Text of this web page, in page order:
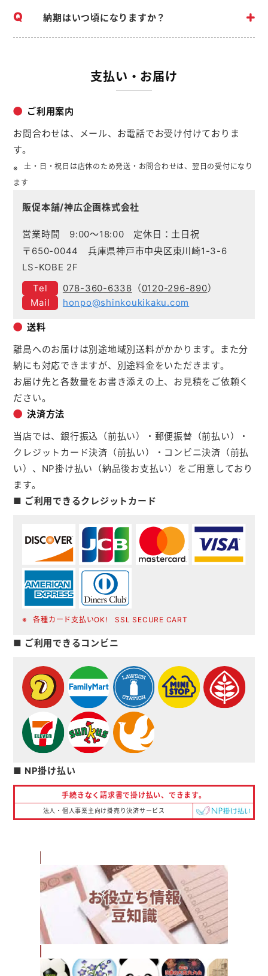
納期はいつ頃になりますか？
支払い・お届け
ご利用案内
お問合わせは、メール、お電話でお受け付けておりま
す。
土・日・祝日は店休のため発送・お問合わせは、翌日の受付になり
ます
販促本舗/神広企画株式会社
営業時間 9:00～18:00 定休日：土日祝
〒650-0044 兵庫県神戸市中央区東川崎1-3-6
LS-KOBE 2F
078-360-6338 （0120-296-890）
honpo@shinkoukikaku.com
送料
離島へのお届けは別途地域別送料がかかります。また分
納にも対応できますが、別途料金をいただきます。
お届け先と各数量をお書き添えの上、お見積をご依頼く
ださい。
決済方法
当店では、銀行振込（前払い）・郵便振替（前払い）・
クレジットカード決済（前払い）・コンビニ決済（前払
い）、NP掛け払い（納品後お支払い）をご用意しており
ます。
■ ご利用できるクレジットカード
各種カード支払いOK! SSL SECURE CART
■ ご利用できるコンビニ
■ NP掛け払い
手続きなく請求書で掛け払い、 できます。
法人・個人事業主向け掛売り決済サービス